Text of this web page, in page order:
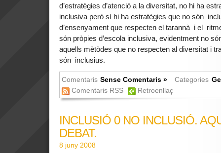
d’estratègies d’atenció a la diversitat, no hi ha
inclusiva però sí hi ha estratègies que no són
d’ensenyament que respecten el tarannà i el
són pròpies d’escola inclusiva, evidentment no
aquells mètòdes que no respecten al diversitat i
són inclusius.
Comentaris Sense Comentaris » Categories
Comentaris RSS
Retroenllaç
INCLUSIÓ 0 NO INCLUSIÓ.
DEBAT.
8 juny 2008